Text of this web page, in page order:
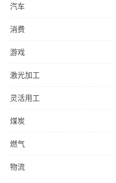
汽车
消费
游戏
激光加工
灵活用工
煤炭
燃气
物流